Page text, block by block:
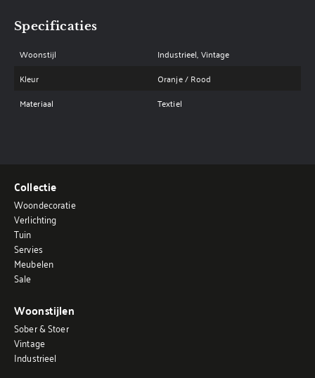
Specificaties
Woonstijl
Industrieel, Vintage
Kleur
Oranje / Rood
Materiaal
Textiel
Collectie
Woondecoratie
Verlichting
Tuin
Servies
Meubelen
Sale
Woonstijlen
Sober & Stoer
Vintage
Industrieel